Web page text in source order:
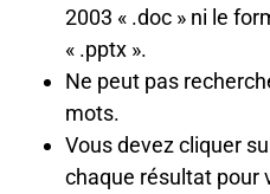
2003 « .doc » ni le
« .pptx ».
Ne peut pas
mots.
Vous devez cliquer
chaque résultat pour